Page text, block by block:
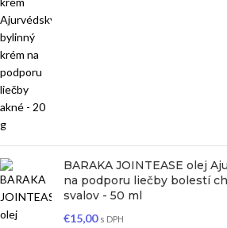
BARAKA JOINTEASE olej
na podporu liečby bolestí
svalov - 50 ml
€15,00 s DPH